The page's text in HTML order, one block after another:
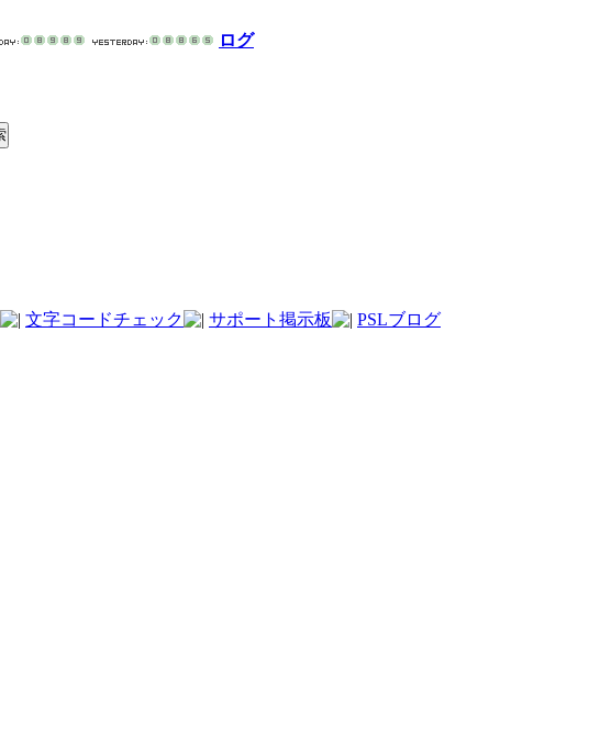
ログ
文字コードチェック サポート掲示板 PSLブログ